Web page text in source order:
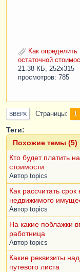
Как определить
остаточной
21.38 КБ, 252x315
просмотров: 785
ВВЕРХ Страницы 1
Теги:
Похожие темы (5)
Кто будет платить
стоимости
Автор topics
Как рассчитать
недвижимого
Автор topics
На какие поблажки
работница
Автор topics
Какие реквизиты
путевого листа